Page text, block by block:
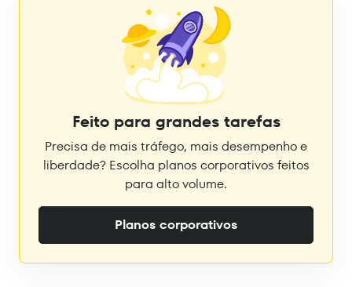
Feito para grandes tarefas
Precisa de mais tráfego, mais desempenho e
liberdade? Escolha planos corporativos feitos
para alto volume.
Planos corporativos